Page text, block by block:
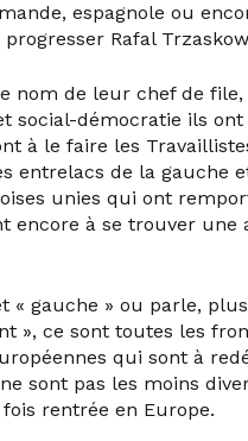
espagnole ou
progresser Rafal
nom de leur chef de
social-démocratie ils
à le faire les
entrelacs de la gauche
unies qui ont
encore à se trouver
« gauche » ou parle,
», ce sont toutes les
qui sont à
sont pas les moins
rentrée en Europe.